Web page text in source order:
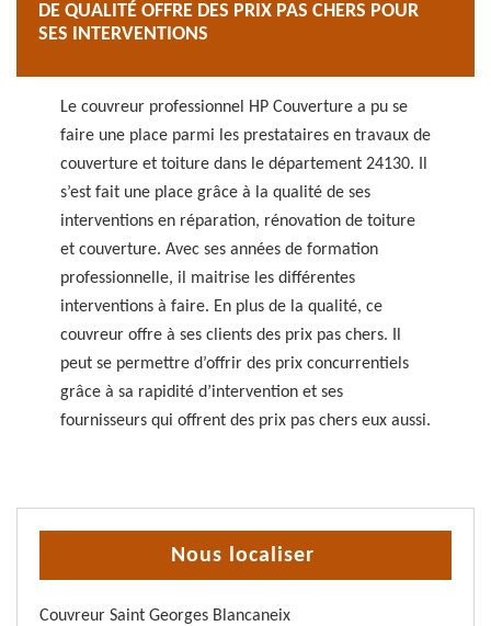
DE QUALITÉ OFFRE DES PRIX PAS CHERS POUR
SES INTERVENTIONS
Le couvreur professionnel HP Couverture a pu se
faire une place parmi les prestataires en travaux de
couverture et toiture dans le département 24130. Il
s’est fait une place grâce à la qualité de ses
interventions en réparation, rénovation de toiture
et couverture. Avec ses années de formation
professionnelle, il maitrise les différentes
interventions à faire. En plus de la qualité, ce
couvreur offre à ses clients des prix pas chers. Il
peut se permettre d’offrir des prix concurrentiels
grâce à sa rapidité d’intervention et ses
fournisseurs qui offrent des prix pas chers eux aussi.
Nous localiser
Couvreur Saint Georges Blancaneix